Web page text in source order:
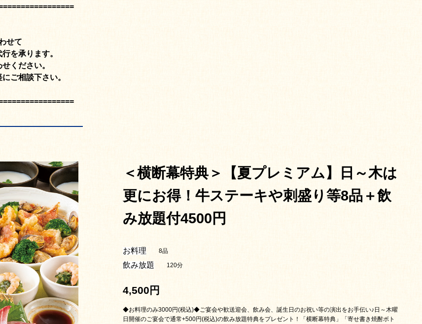
せて
を承ります。
ください。
ご相談下さい。
＜横断幕特典＞【夏プレミアム】日～木は
更にお得！牛ステーキや刺盛り等8品＋飲
み放題付4500円
お料理 8品
飲み放題 120分
4,500円
◆お料理のみ3000円(税込)◆ご宴会や歓送迎会、飲み会、誕生日のお祝い等の演出をお手伝い♪日～木曜
日開催のご宴会で通常+500円(税込)の飲み放題特典をプレゼント！「横断幕特典」「寄せ書き焼酎ボト